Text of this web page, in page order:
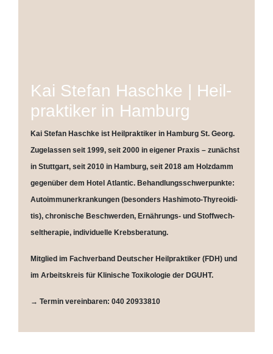
Kai Ste­fan Hasch­ke | Heil­
prak­ti­ker in Hamburg
Kai Ste­fan Hasch­ke ist Heil­prak­ti­ker in Ham­burg St. Georg.
Zuge­las­sen seit 1999, seit 2000 in eige­ner Pra­xis – zunächst
in Stutt­gart, seit 2010 in Ham­burg, seit 2018 am Holz­damm
gegen­über dem Hotel Atlan­tic. Behand­lungs­schwer­punk­te:
Auto­im­mun­erkran­kun­gen (beson­ders Hash­i­mo­to-Thy­reo­idi­
tis), chro­ni­sche Beschwer­den, Ernäh­rungs- und Stoff­wech­
sel­the­ra­pie, indi­vi­du­el­le Krebsberatung.
Mit­glied im Fach­ver­band Deut­scher Heil­prak­ti­ker (FDH) und
im Arbeits­kreis für Kli­ni­sche Toxi­ko­lo­gie der DGUHT.
→ Ter­min ver­ein­ba­ren: 040 20933810